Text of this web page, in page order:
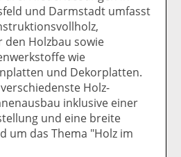
und Darmstadt umfasst
Holzbau sowie
wie
und Dekorplatten.
Holz-
inklusive einer
und eine breite
um das Thema "Holz im